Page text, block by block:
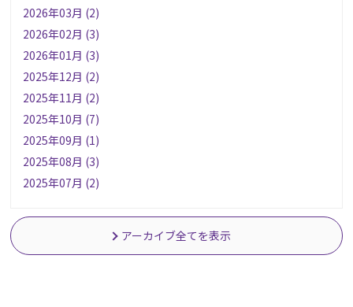
2026年03月 (2)
2026年02月 (3)
2026年01月 (3)
2025年12月 (2)
2025年11月 (2)
2025年10月 (7)
2025年09月 (1)
2025年08月 (3)
2025年07月 (2)
アーカイブ全てを表示